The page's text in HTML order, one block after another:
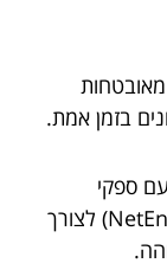
בזמן אמת.
ספקי
משחקים מובילים (כמו NetEnt, Microgaming) לצורך